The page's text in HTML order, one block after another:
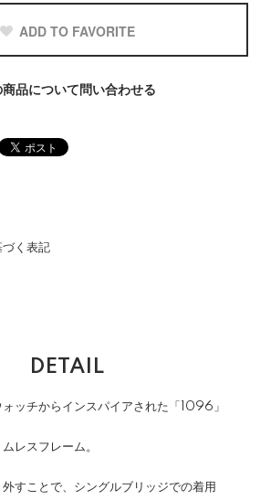
ADD TO FAVORITE
商品について問い合わせる
く表記
DETAIL
ッチからインスパイアされた「1096」
レスフレーム。
すことで、シングルブリッジでの着用